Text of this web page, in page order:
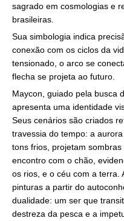
sagrado em cosmologias e
brasileiras.
Sua simbologia indica
conexão com os ciclos da
tensionado, o arco se
flecha se projeta ao futuro.
Maycon, guiado pela busca
apresenta uma identidade
Seus cenários são criados
travessia do tempo: a
tons frios, projetam
encontro com o chão,
os rios, e o céu com a terra.
pinturas a partir do
dualidade: um ser que
destreza da pesca e a